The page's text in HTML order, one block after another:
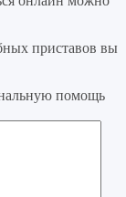
приставов вы
помощь